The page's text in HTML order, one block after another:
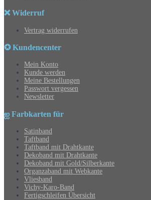
❌ Widerruf
Vertrag widerrufen
✪ Kundencenter
Mein Konto
Kunde werden
Meine Bestellungen
Passwort vergessen
Newsletter
ஐ Farbkarten für
Satinband
Taftband
Taftband mit Drahtkante
Dekoband mit Drahtkante
Dekoband mit Gold/Silberkante
Organzaband mit Webkante
Vliesband
Vichy-Karo-Band
Fertigschleifen Übersicht